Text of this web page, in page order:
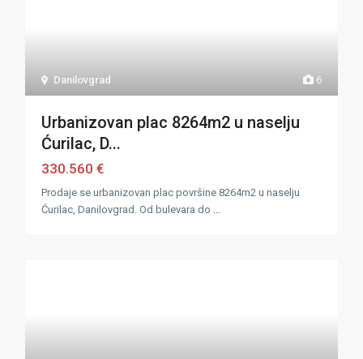
6
Danilovgrad
Urbanizovan plac 8264m2 u naselju
Ćurilac, D...
330.560 €
Prodaje se urbanizovan plac površine 8264m2 u naselju
Ćurilac, Danilovgrad. Od bulevara do ...